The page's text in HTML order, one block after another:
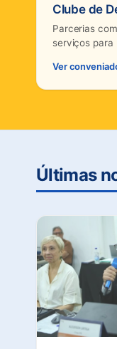
Clube de
Parcerias
serviços para
Ver
Últimas